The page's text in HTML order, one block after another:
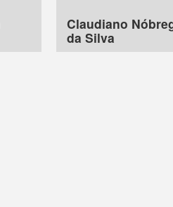
Claudiano
da Silva